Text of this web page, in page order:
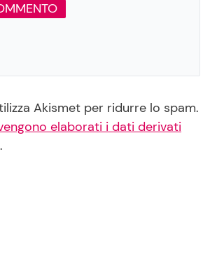
Akismet per ridurre lo spam.
elaborati i dati derivati
.